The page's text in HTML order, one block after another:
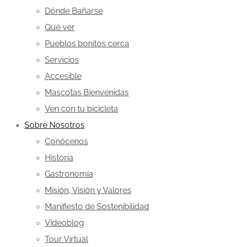
Dónde Bañarse
Qué ver
Pueblos bonitos cerca
Servicios
Accesible
Mascotas Bienvenidas
Ven con tu bicicleta
Sobre Nosotros
Conócenos
Historia
Gastronomía
Misión, Visión y Valores
Manifiesto de Sostenibilidad
Videoblog
Tour Virtual